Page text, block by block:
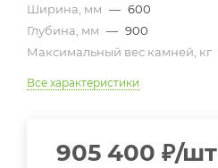
Ширина, мм — 600
Глубина, мм — 900
Максимальный вес камней, кг
Все характеристики
905 400 ₽/шт